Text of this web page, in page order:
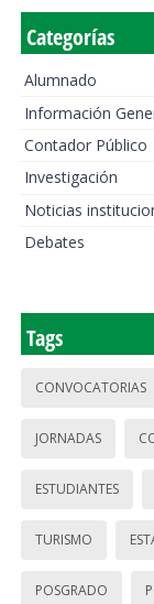
Categorías
Alumnado
Información
Contador Público
Investigación
Noticias
Debates
Tags
CONVOCATORIAS
JORNADAS
ESTUDIANTES
TURISMO
POSGRADO